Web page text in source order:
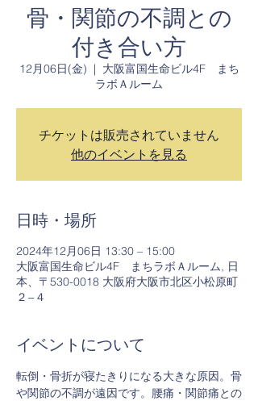
骨・関節の不調との
付き合い方
12月06日(金)
  |
大阪富国生命ビル4F まち
ラボＡルーム
チケットは販売されていません
他のイベントを見る
日時・場所
2024年12月06日 13:30 – 15:00
大阪富国生命ビル4F まちラボＡルーム, 日
本、〒530-0018 大阪府大阪市北区小松原町
２−４
イベントについて
転倒・骨折が寝たきりになる大きな原因。骨
や関節の不調が遠因です。腰痛・関節痛との